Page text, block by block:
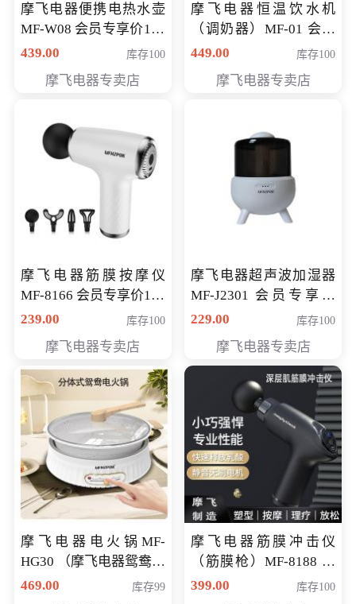
摩飞电器便携电热水壶
MF-W08 会员专享价198
元
439.00 库存100
摩飞电器专卖店
摩飞电器恒温饮水机
（调奶器）MF-01 会员
专享价366元
449.00 库存100
摩飞电器专卖店
摩飞电器筋膜按摩仪
MF-8166 会员专享价168
元
239.00 库存100
摩飞电器专卖店
摩飞电器超声波加湿器
MF-J2301 会员专享价
168元
229.00 库存100
摩飞电器专卖店
摩飞电器电火锅MF-
HG30 （摩飞电器鸳鸯锅
MF-HG30 ） 会员专享价
469.00 库存99
摩飞电器筋膜冲击仪
（筋膜枪）MF-8188 会
员专享价268元
399.00 库存100